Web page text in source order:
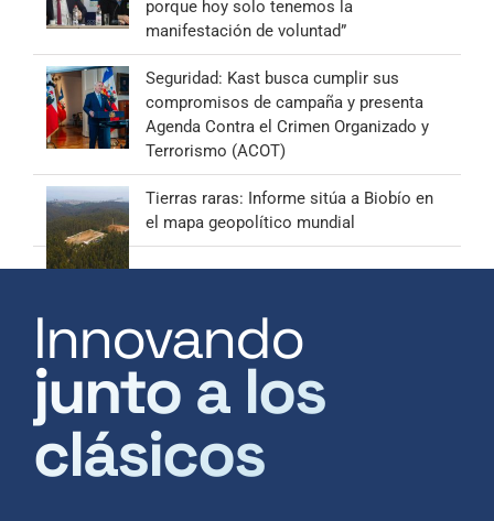
porque hoy solo tenemos la
manifestación de voluntad”
Seguridad: Kast busca cumplir sus
compromisos de campaña y presenta
Agenda Contra el Crimen Organizado y
Terrorismo (ACOT)
Tierras raras: Informe sitúa a Biobío en
el mapa geopolítico mundial
Innovando
junto a los
clásicos